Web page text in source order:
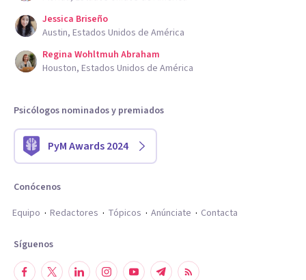
Jessica Briseño
Austin, Estados Unidos de América
Regina Wohltmuh Abraham
Houston, Estados Unidos de América
Psicólogos nominados y premiados
PyM Awards 2024
Conócenos
Equipo
Redactores Tópicos Anúnciate Contacta
Síguenos